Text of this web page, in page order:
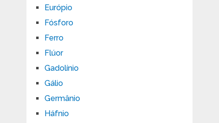
Európio
Fósforo
Ferro
Flúor
Gadolínio
Gálio
Germânio
Háfnio